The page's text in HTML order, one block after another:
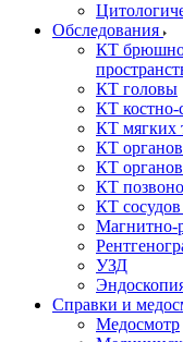
Обследования
КТ
КТ головы
КТ костно-
КТ мягких
КТ
КТ
КТ
КТ
Магнитно-
УЗД
Справки и
Медосмотр